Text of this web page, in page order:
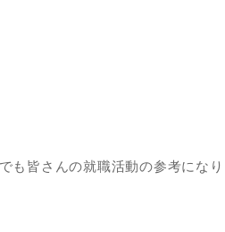
も皆さんの就職活動の参考にな